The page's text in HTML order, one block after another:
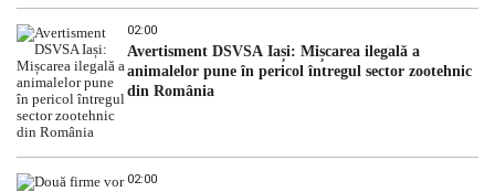
02:00
Avertisment DSVSA Iași: Mișcarea ilegală a
animalelor pune în pericol întregul sector zootehnic
din România
02:00